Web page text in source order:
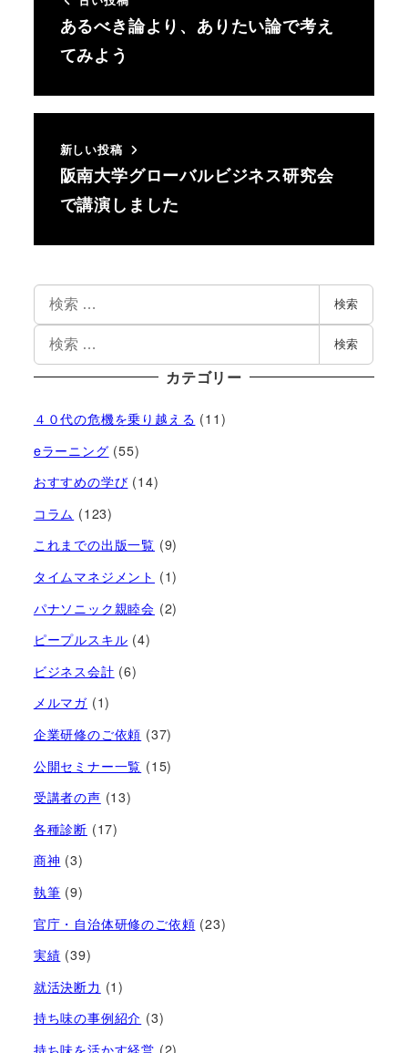
あるべき論より、ありたい論で考え
てみよう
新しい投稿
阪南大学グローバルビジネス研究会
で講演しました
検索
検索
カテゴリー
４０代の危機を乗り越える (11)
eラーニング (55)
おすすめの学び (14)
コラム (123)
これまでの出版一覧 (9)
タイムマネジメント (1)
パナソニック親睦会 (2)
ピープルスキル (4)
ビジネス会計 (6)
メルマガ (1)
企業研修のご依頼 (37)
公開セミナー一覧 (15)
受講者の声 (13)
各種診断 (17)
商神 (3)
執筆 (9)
官庁・自治体研修のご依頼 (23)
実績 (39)
就活決断力 (1)
持ち味の事例紹介 (3)
持ち味を活かす経営​ (2)